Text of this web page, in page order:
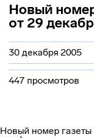
Новый
от 29
30 декабря 2005
447 просмотров
Новый номер